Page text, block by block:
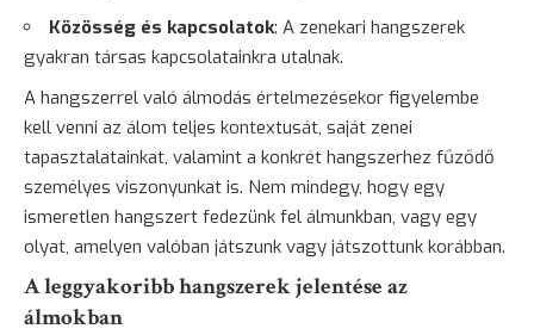
Közösség és kapcsolatok: A zenekari hangszerek
gyakran társas kapcsolatainkra utalnak.
A hangszerrel való álmodás értelmezésekor figyelembe
kell venni az álom teljes kontextusát, saját zenei
tapasztalatainkat, valamint a konkrét hangszerhez fűződő
személyes viszonyunkat is. Nem mindegy, hogy egy
ismeretlen hangszert fedezünk fel álmunkban, vagy egy
olyat, amelyen valóban játszunk vagy játszottunk korábban.
A leggyakoribb hangszerek jelentése az
álmokban